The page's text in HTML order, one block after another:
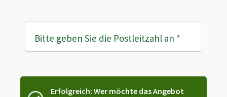
Bitte geben Sie die Postleitzahl an *
Erfolgreich: Wer möchte das Angebot